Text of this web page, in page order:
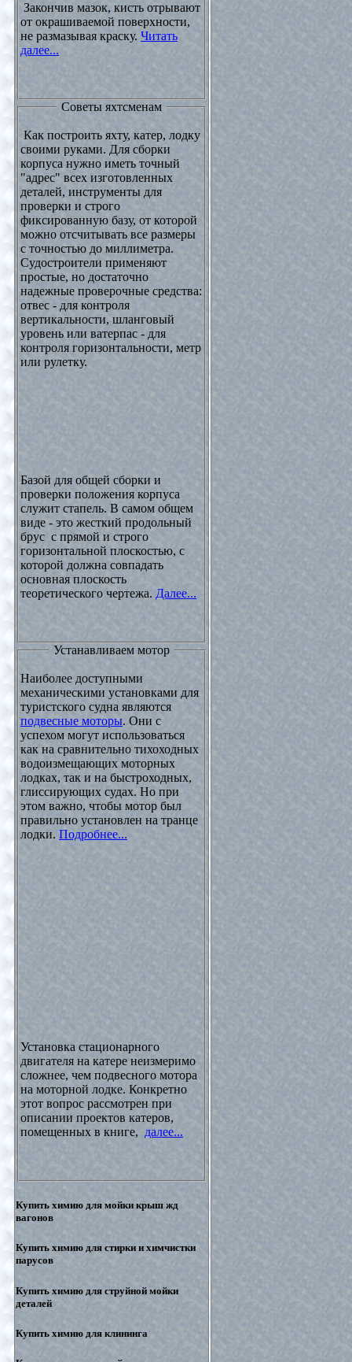
Закончив мазок, кисть отрывают
от окрашиваемой поверхности,
не размазывая краску. Читать
далее...
Советы яхтсменам
Как построить яхту, катер, лодку
своими руками. Для сборки
корпуса нужно иметь точный
"адрес" всех изготовленных
деталей, инструменты для
проверки и строго
фиксированную базу, от которой
можно отсчитывать все размеры
с точностью до миллиметра.
Судостроители применяют
простые, но достаточно
надежные проверочные средства:
отвес - для контроля
вертикальности, шланговый
уровень или ватерпас - для
контроля горизонтальности, метр
или рулетку.
Базой для общей сборки и
проверки положения корпуса
служит стапель. В самом общем
виде - это жесткий продольный
брус с прямой и строго
горизонтальной плоскостью, с
которой должна совпадать
основная плоскость
теоретического чертежа. Далее...
Устанавливаем мотор
Наиболее доступными
механическими установками для
туристского судна являются
подвесные моторы. Они с
успехом могут использоваться
как на сравнительно тихоходных
водоизмещающих моторных
лодках, так и на быстроходных,
глиссирующих судах. Но при
этом важно, чтобы мотор был
правильно установлен на транце
лодки. Подробнее...
Установка стационарного
двигателя на катере неизмеримо
сложнее, чем подвесного мотора
на моторной лодке. Конкретно
этот вопрос рассмотрен при
описании проектов катеров,
помещенных в книге, далее...
Купить химию для мойки крыш жд
вагонов
Купить химию для стирки и химчистки
парусов
Купить химию для струйной мойки
деталей
Купить химию для клининга